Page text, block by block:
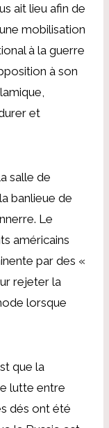
ait lieu afin de
mobilisation
à la guerre
à son
et
salle de
banlieue de
Le
américains
par des «
rejeter la
lorsque
que la
lutte entre
dés ont été